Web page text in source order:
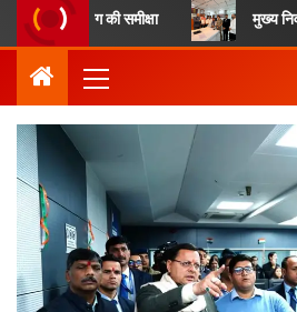
की समीक्षा मुख्य निर्वाचन